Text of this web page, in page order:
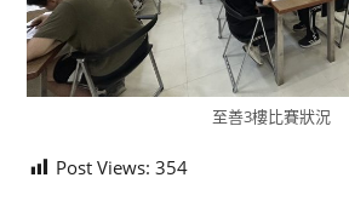
至善3樓比賽狀況
Post Views: 354